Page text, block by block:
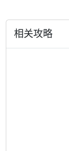
相关攻略